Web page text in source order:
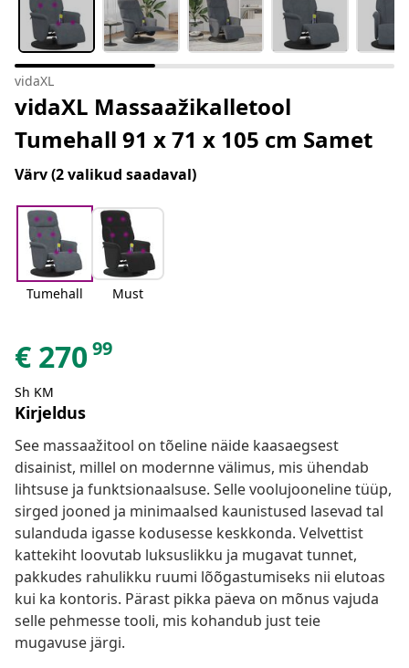
vidaXL
vidaXL Massaažikalletool
Tumehall 91 x 71 x 105 cm Samet
Värv(2 valikud saadaval)
Tumehall Must
€ 27099
Sh KM
Kirjeldus
See massaažitool on tõeline näide kaasaegsest
disainist, millel on modernne välimus, mis ühendab
lihtsuse ja funktsionaalsuse. Selle voolujooneline tüüp,
sirged jooned ja minimaalsed kaunistused lasevad tal
sulanduda igasse kodusesse keskkonda. Velvettist
kattekiht loovutab luksuslikku ja mugavat tunnet,
pakkudes rahulikku ruumi lõõgastumiseks nii elutoas
kui ka kontoris. Pärast pikka päeva on mõnus vajuda
selle pehmesse tooli, mis kohandub just teie
mugavuse järgi.